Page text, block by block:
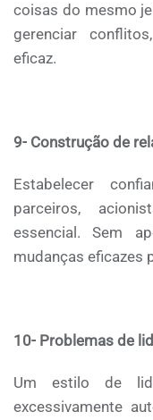
coisas do mesmo
gerenciar
eficaz.
9- Construção de
Estabelecer
parceiros,
essencial. Sem
mudanças eficazes
10- Problemas de
Um estilo de
excessivamente